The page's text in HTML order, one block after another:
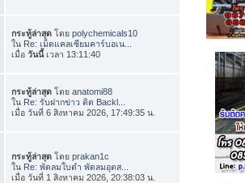
กระทู้ล่าสุด โดยpolychemicals10
ใน Re: เม็ดแคลเซียมคาร์บอเน...
เมื่อวันนี้เวลา 13:11:40
กระทู้ล่าสุด โดยanatomi88
ใน Re: รับฝากข่าว ติด Backl...
เมื่อ วันที่ 6 สิงหาคม 2026, 17:49:35 น.
กระทู้ล่าสุด โดยprakan1c
ใน Re: พัดลมใบดำ พัดลมอุตส...
เมื่อ วันที่ 1 สิงหาคม 2026, 20:38:03 น.